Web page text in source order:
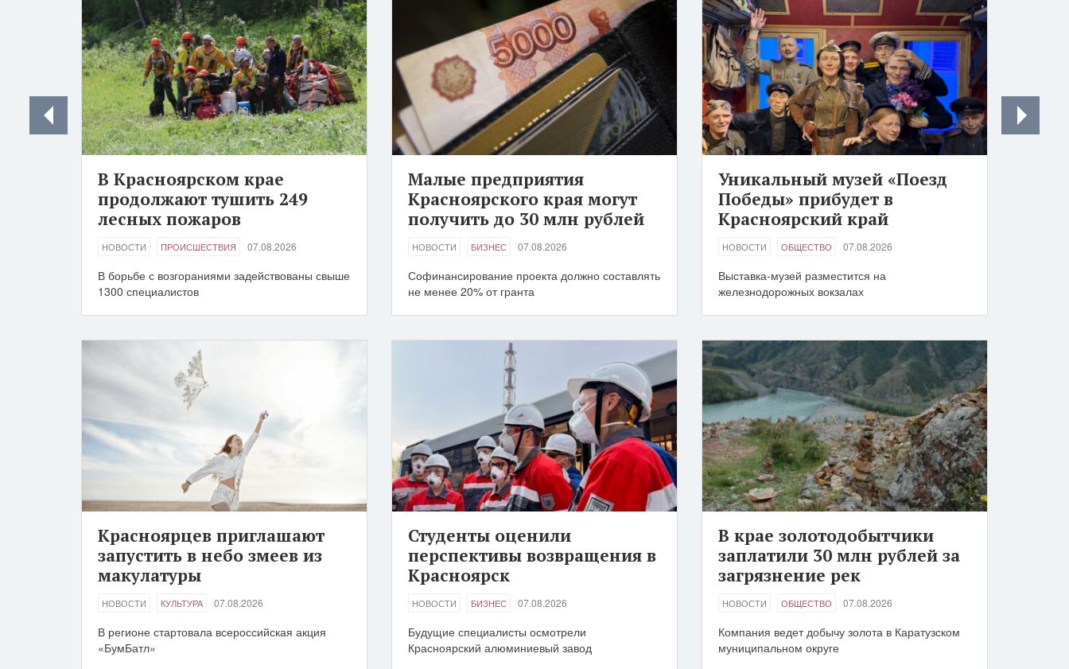
В Красноярском крае
продолжают тушить 249
лесных пожаров
НОВОСТИ ПРОИСШЕСТВИЯ 07.08.2026
В борьбе с возгораниями задействованы свыше
1300 специалистов
Малые предприятия
Красноярского края могут
получить до 30 млн рублей
НОВОСТИ БИЗНЕС 07.08.2026
Софинансирование проекта должно составлять
не менее 20% от гранта
Уникальный музей «Поезд
Победы» прибудет в
Красноярский край
НОВОСТИ ОБЩЕСТВО 07.08.2026
Выставка-музей разместится на
железнодорожных вокзалах
Красноярцев приглашают
запустить в небо змеев из
макулатуры
НОВОСТИ КУЛЬТУРА 07.08.2026
В регионе стартовала всероссийская акция
«БумБатл»
Студенты оценили
перспективы возвращения в
Красноярск
НОВОСТИ БИЗНЕС 07.08.2026
Будущие специалисты осмотрели
Красноярский алюминиевый завод
В крае золотодобытчики
заплатили 30 млн рублей за
загрязнение рек
НОВОСТИ ОБЩЕСТВО 07.08.2026
Компания ведет добычу золота в Каратузском
муниципальном округе